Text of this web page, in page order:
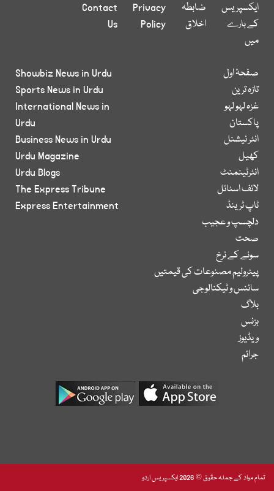
ایکسپریس
کے بارے
میں
ضابطہ
اخلاق
Privacy
Policy
Contact
Us
صفحۂ اول
تازہ ترین
غزہ لہو لہو
پاکستان
انٹر نیشنل
کھیل
انٹرٹینمنٹ
لائف اسٹائل
ٹاپ ٹرینڈ
دلچسپ و عجیب
صحت
سونے کے نرخ
پیٹرولیم مصنوعات کی قیمتیں
سائنس و ٹیکنالوجی
بلاگ
بزنس
ویڈیوز
جرائم
Showbiz News in Urdu
Sports News in Urdu
International News in
Urdu
Business News in Urdu
Urdu Magazine
Urdu Blogs
The Express Tribune
Express Entertainment
تمام مواد کے جملہ حقوق © 2026 ایکسپریس اردو